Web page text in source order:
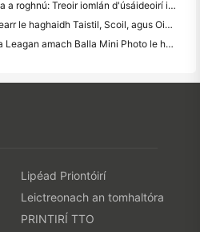
Conas priontóir grianghraf póca a roghnú: Treoir iomlán d'úsáideoirí iris, taistil agus iPhone
An Printéir Iompar Gan Ink is Fearr le haghaidh Taistil, Scoil, agus Oibre Soghluaiste: Athbhreithniú Hanin MT620 Pro
Smaointeanna agus Leideanna Leagan amach Balla Mini Photo le haghaidh maisiú seomra leapa agus dormitory
Lipéad Priontóirí
Leictreonach an tomhaltóra
PRINTIRÍ TTO